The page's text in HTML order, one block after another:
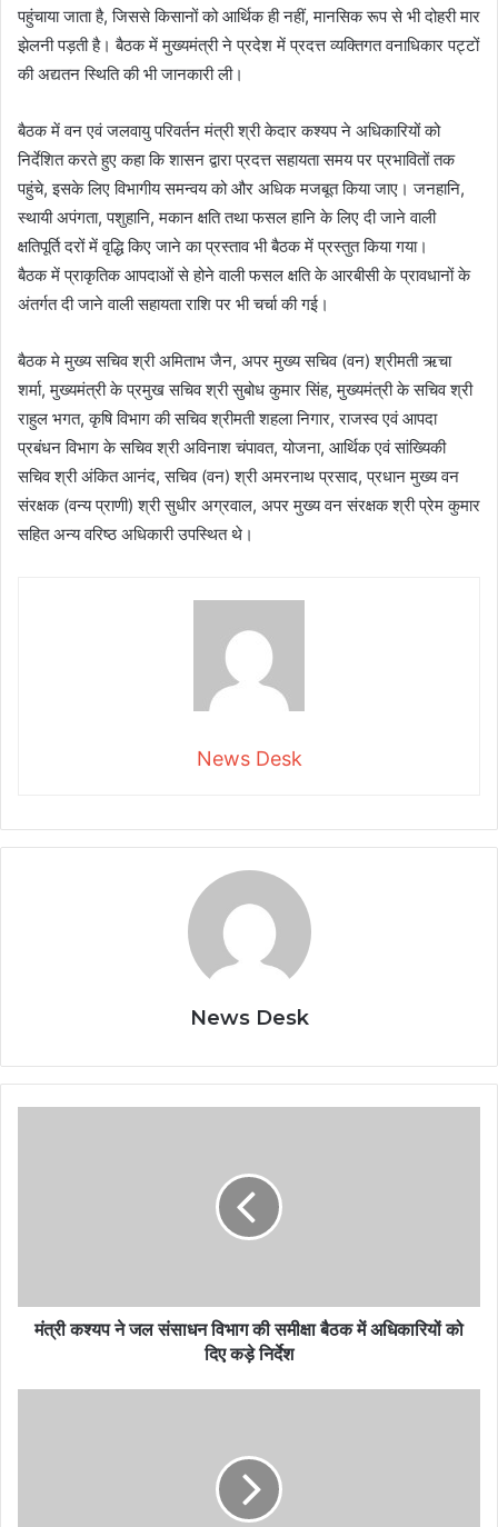
पहुंचाया जाता है, जिससे किसानों को आर्थिक ही नहीं, मानसिक रूप से भी दोहरी मार
झेलनी पड़ती है। बैठक में मुख्यमंत्री ने प्रदेश में प्रदत्त व्यक्तिगत वनाधिकार पट्टों
की अद्यतन स्थिति की भी जानकारी ली।
बैठक में वन एवं जलवायु परिवर्तन मंत्री श्री केदार कश्यप ने अधिकारियों को
निर्देशित करते हुए कहा कि शासन द्वारा प्रदत्त सहायता समय पर प्रभावितों तक
पहुंचे, इसके लिए विभागीय समन्वय को और अधिक मजबूत किया जाए। जनहानि,
स्थायी अपंगता, पशुहानि, मकान क्षति तथा फसल हानि के लिए दी जाने वाली
क्षतिपूर्ति दरों में वृद्धि किए जाने का प्रस्ताव भी बैठक में प्रस्तुत किया गया।
बैठक में प्राकृतिक आपदाओं से होने वाली फसल क्षति के आरबीसी के प्रावधानों के
अंतर्गत दी जाने वाली सहायता राशि पर भी चर्चा की गई।
बैठक मे मुख्य सचिव श्री अमिताभ जैन, अपर मुख्य सचिव (वन) श्रीमती ऋचा
शर्मा, मुख्यमंत्री के प्रमुख सचिव श्री सुबोध कुमार सिंह, मुख्यमंत्री के सचिव श्री
राहुल भगत, कृषि विभाग की सचिव श्रीमती शहला निगार, राजस्व एवं आपदा
प्रबंधन विभाग के सचिव श्री अविनाश चंपावत, योजना, आर्थिक एवं सांख्यिकी
सचिव श्री अंकित आनंद, सचिव (वन) श्री अमरनाथ प्रसाद, प्रधान मुख्य वन
संरक्षक (वन्य प्राणी) श्री सुधीर अग्रवाल, अपर मुख्य वन संरक्षक श्री प्रेम कुमार
सहित अन्य वरिष्ठ अधिकारी उपस्थित थे।
News Desk
News Desk
मंत्री कश्यप ने जल संसाधन विभाग की समीक्षा बैठक में अधिकारियों को
दिए कड़े निर्देश